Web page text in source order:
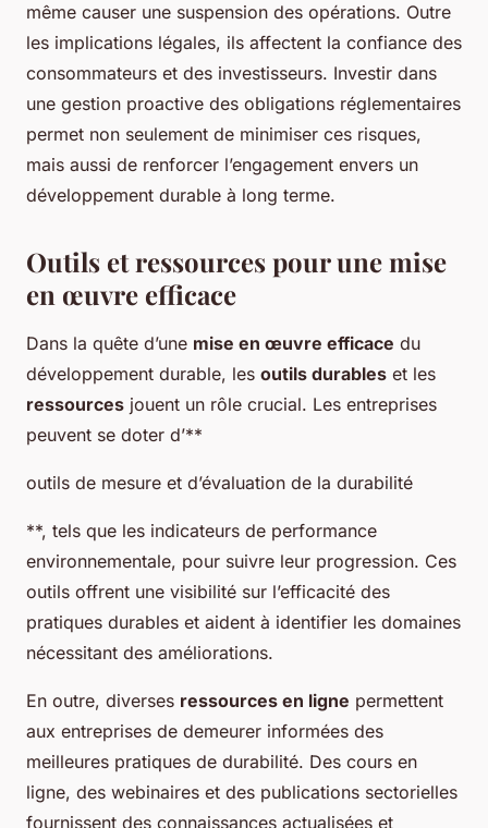
même causer une suspension des opérations. Outre
les implications légales, ils affectent la confiance des
consommateurs et des investisseurs. Investir dans
une gestion proactive des obligations réglementaires
permet non seulement de minimiser ces risques,
mais aussi de renforcer l’engagement envers un
développement durable à long terme.
Outils et ressources pour une mise
en œuvre efficace
Dans la quête d’une mise en œuvre efficace du
développement durable, les outils durables et les
ressources jouent un rôle crucial. Les entreprises
peuvent se doter d’**
outils de mesure et d’évaluation de la durabilité
**, tels que les indicateurs de performance
environnementale, pour suivre leur progression. Ces
outils offrent une visibilité sur l’efficacité des
pratiques durables et aident à identifier les domaines
nécessitant des améliorations.
En outre, diverses ressources en ligne permettent
aux entreprises de demeurer informées des
meilleures pratiques de durabilité. Des cours en
ligne, des webinaires et des publications sectorielles
fournissent des connaissances actualisées et